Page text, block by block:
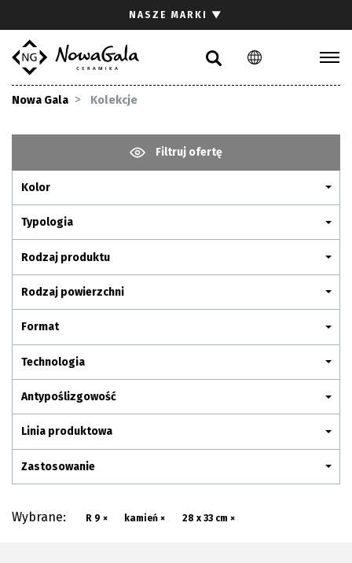
PL EN
NASZE MARKI ▼
Nowa Gala Kolekcje
Filtruj ofertę
Kolor
Typologia
Rodzaj produktu
Rodzaj powierzchni
Format
Technologia
Antypoślizgowość
Linia produktowa
Zastosowanie
Wybrane: R 9 × kamień × 28 x 33 cm ×
Gdzie kupić
Pliki do pobrania
Pytania i odpowiedzi
Kariera
Kontakt
Komunikacja z akcjonariuszami